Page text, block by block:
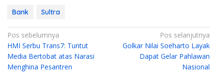
Bank Sultra
N
a
v
Pos sebelumnya
HMI Serbu Trans7: Tuntut
Media Bertobat atas Narasi
Menghina Pesantren
Pos selanjutnya
Golkar Nilai Soeharto Layak
Dapat Gelar Pahlawan
Nasional